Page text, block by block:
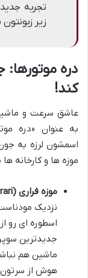
تجربه
زیر
دره
کند!
عاشق سرعت و
به عنوان «دره
اسمشون لرزه به
موزه ها و کارخانه ها
موزه فراری (Museo Ferrari) در مارانلو (Maranello):
نزدیک
اسطوره ای رو
جدیدترین
ماشین هم
هوش از سرتون